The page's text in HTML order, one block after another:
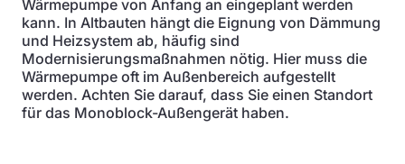
Wärmepumpe von Anfang an eingeplant werden
kann. In Altbauten hängt die Eignung von Dämmung
und Heizsystem ab, häufig sind
Modernisierungsmaßnahmen nötig. Hier muss die
Wärmepumpe oft im Außenbereich aufgestellt
werden. Achten Sie darauf, dass Sie einen Standort
für das Monoblock-Außengerät haben.